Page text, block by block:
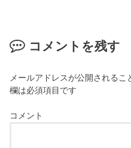
コメントを残す
メールアドレスが公開されるこ
欄は必須項目です
コメント